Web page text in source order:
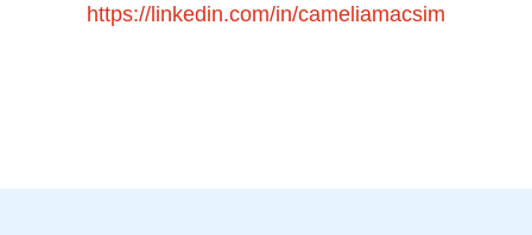
https://linkedin.com/in/cameliamacsim